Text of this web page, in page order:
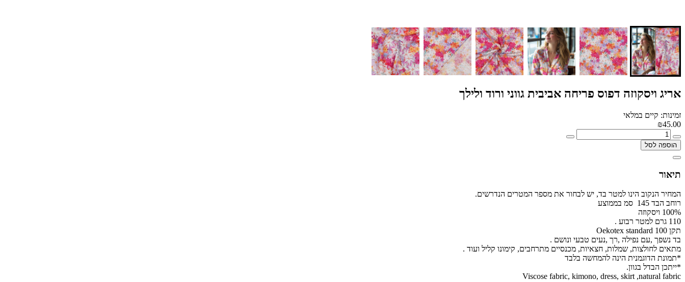
אריג ויסקוזה דפוס פריחה אביבית גווני ורוד ולילך
זמינות: קיים במלאי
₪45.00
הוספה לסל
תיאור
המחיר הנקוב הינו למטר בד, יש לבחור את מספר המטרים הנדרשים.
רוחב הבד 145 סמ בממוצע
100% ויסקוזה
110 גרם למטר רבוע .
תקן Oekotex standard 100
בד נשפך ,עם נפילה ,רך ,נעים טבעי ונושם .
מתאים לחולצות, שמלות, חצאיות, מכנסיים מתרחבים, קימונו קליל ועוד .
*תמונת הדוגמנית הינה להמחשה בלבד
*ייתכן הבדל בגוון.
Viscose fabric, kimono, dress, skirt ,natural fabric